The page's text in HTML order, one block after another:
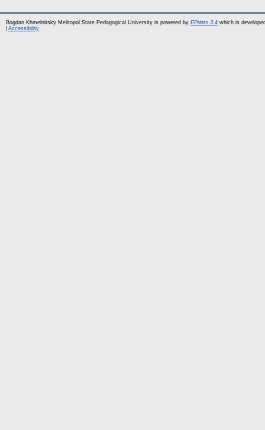
Bogdan Khmelnitsky Melitopol State Pedagogical University is powered by EPrints 3.4 which is
Accessibility